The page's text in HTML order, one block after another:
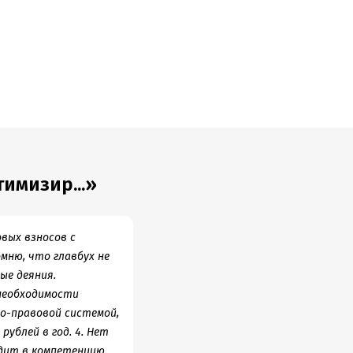
можно
финансовых
и
из бюджета
взносов с
что главбух не
деяния.
правовой системой,
в год. 4. Нет